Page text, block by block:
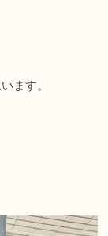
ます。